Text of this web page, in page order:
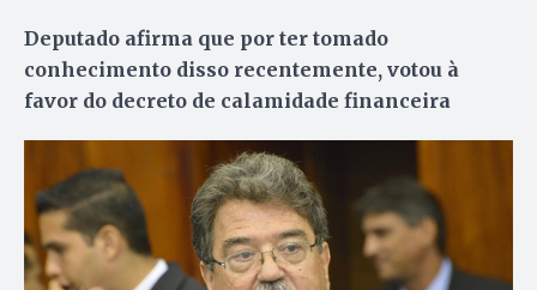
Deputado afirma que por ter tomado
conhecimento disso recentemente, votou à
favor do decreto de calamidade financeira